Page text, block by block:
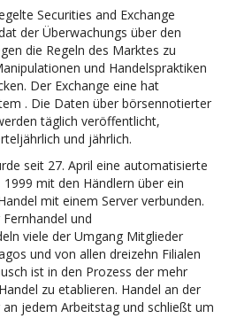
Securities and Exchange
der Überwachungs über den
die Regeln des Marktes zu
und Handelspraktiken
Der Exchange eine hat
. Die Daten über börsennotierter
täglich veröffentlicht,
und jährlich.
seit 27. April eine automatisierte
mit den Händlern über ein
mit einem Server verbunden.
und
viele der Umgang Mitglieder
und von allen dreizehn Filialen
ist in den Prozess der mehr
zu etablieren. Handel an der
jedem Arbeitstag und schließt um